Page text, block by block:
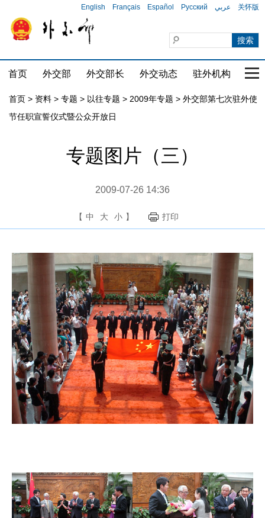
English Français Español Русский عربي 关怀版
首页 外交部 外交部长 外交动态 驻外机构 国
首页 > 资料 > 专题 > 以往专题 > 2009年专题 > 外交部第七次驻外使
节任职宣誓仪式暨公众开放日
专题图片（三）
2009-07-26 14:36
【 中 大 小 】 打印